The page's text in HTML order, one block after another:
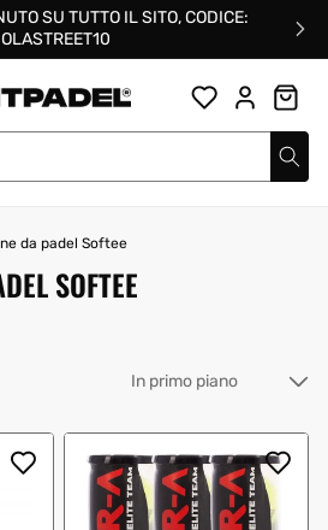
SU TUTTO IL SITO, CODICE:
da padel Softee
SOFTEE